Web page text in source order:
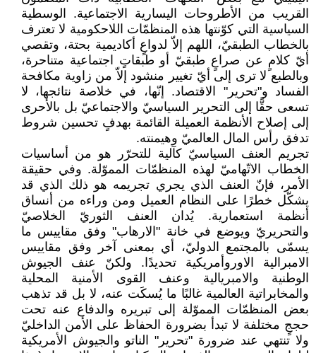
القريب من الأطروحات اليسارية الاجتماعية. الوسطية
السياسية التي كوّنتها هذه المنظمّات اللاحكومية لا تعترف
بالخطاب الطبقيّ، اللهم إلاّ لدواعٍ أكاديمية بحتة، وتقصي
أيّ كلامٍ عن صراعٍ طبقيّ أو طبقاتٍ اجتماعية متناحرة،
وبالطبع لا ترى إلى أيّ تغيير منشود إلاّ من زاوية مكافحة
الفساد و"تحرير" الاقتصاد. إنّها، في خلاصة نتائجها، لا
تسعى حقًّا إلى التحرير السياسيّ والاجتماعيّ بل بالأحرى
إلى إصلاح الأنظمة العميلة القائمة بهدفٍ تحسين شروط
تدفق رأس المال العالميّ وهيمنته.
تجريم العنف السياسيّ كآلية للتحرّر هو من أساسيات
الخطاب الاتّهاميّ لهذه المنظمّات المموّلة. وفي حقيقة
الأمر، فإنّ العنف الذي يجري تجريمه هو ذلك الذي قد
يشكّل خطرًا على النظام العميل ومن وراءه من أنساق
أنظمة استعمارية. يُدان العنف الثوريّ الخلاصيّ
والتحريريّ ويوضع في خانة "الارهاب" وفق مقاييس ما
يسمّى بالمجتمع الدوليّ، أي بمعنى آخر وفق مقاييس
الامبرالية الاوروأمريكية تحديدًا. ولكنّ عنف الجيوش
الوطنية والامبريالية وعنف القوى الأمنية المحلية
والمخابراتية العالمية غالبًا ما يُسكَت عنه، لا بل قد تذهب
بعض المنظمّات المموّلة إلى تبريره والدفاع عنه تحت
حججٍ مختلفة لا تبدأ بضرورة الحفاظ على الأمن الداخليّ
ولا تنتهي عند ضرورة "تحرير" الناتو والجيوش الأمريكية